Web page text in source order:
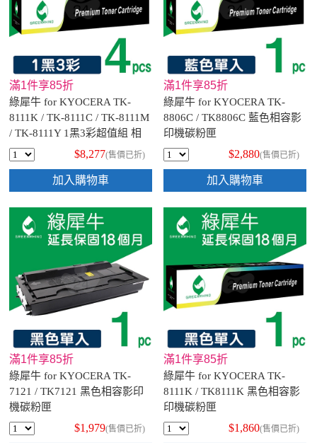
滿1件享85折
綠犀牛 for KYOCERA TK-
8111K / TK-8111C / TK-8111M
/ TK-8111Y 1黑3彩超值組 相
容影印機碳粉匣$8,277(售價已折)
加入購物車
滿1件享85折
綠犀牛 for KYOCERA TK-
8806C / TK8806C 藍色相容影
印機碳粉匣
$2,880(售價已折)
加入購物車
滿1件享85折
綠犀牛 for KYOCERA TK-
7121 / TK7121 黑色相容影印
機碳粉匣
$1,979(售價已折)
滿1件享85折
綠犀牛 for KYOCERA TK-
8111K / TK8111K 黑色相容影
印機碳粉匣
$1,860(售價已折)